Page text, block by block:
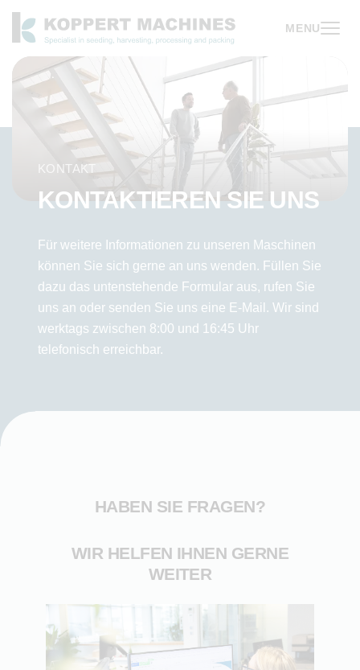
MENU
KONTAKT
KONTAKTIEREN SIE UNS
Für weitere Informationen zu unseren Maschinen
können Sie sich gerne an uns wenden. Füllen Sie
dazu das untenstehende Formular aus, rufen Sie
uns an oder senden Sie uns eine E-Mail. Wir sind
werktags zwischen 8:00 und 16:45 Uhr
telefonisch erreichbar.
HABEN SIE FRAGEN?
WIR HELFEN IHNEN GERNE
WEITER